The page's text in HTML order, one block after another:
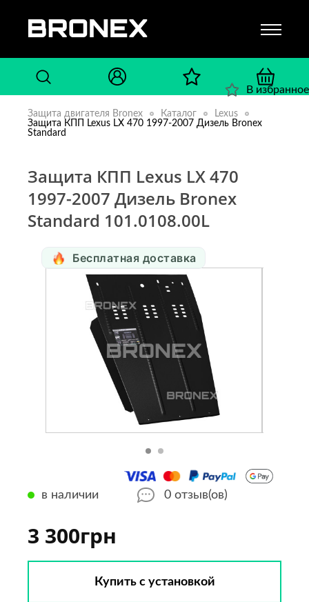
Защита двигателя Bronex Каталог
Lexus
Защита КПП Lexus LX 470 1997-2007 Дизель Bronex
Standard
Защита КПП Lexus LX 470
1997-2007 Дизель Bronex
Standard 101.0108.00L
Бесплатная доставка
3 300грн
В избранное
Купить с установкой
в наличии 0 отзыв(ов)